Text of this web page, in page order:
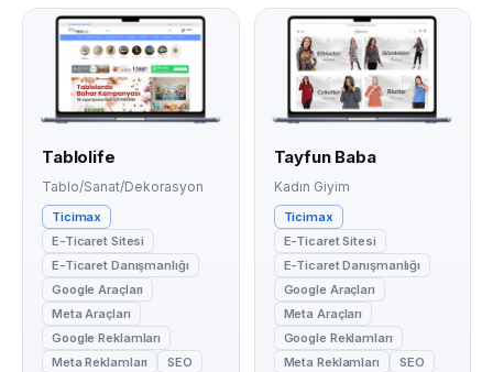
Tablolife
Tablo/Sanat/Dekorasyon
Ticimax
E-Ticaret Sitesi
E-Ticaret Danışmanlığı
Google Araçları
Meta Araçları
Google Reklamları
Meta Reklamları
SEO
Tayfun Baba
Kadın Giyim
Ticimax
E-Ticaret Sitesi
E-Ticaret Danışmanlığı
Google Araçları
Meta Araçları
Google Reklamları
Meta Reklamları
SEO